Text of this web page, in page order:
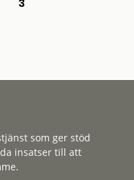
som ger stöd
insatser till att